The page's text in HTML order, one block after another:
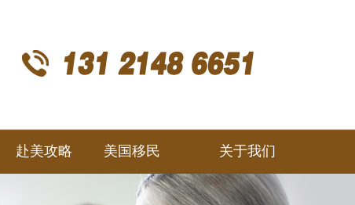
赴美攻略 美国移民 关于我们